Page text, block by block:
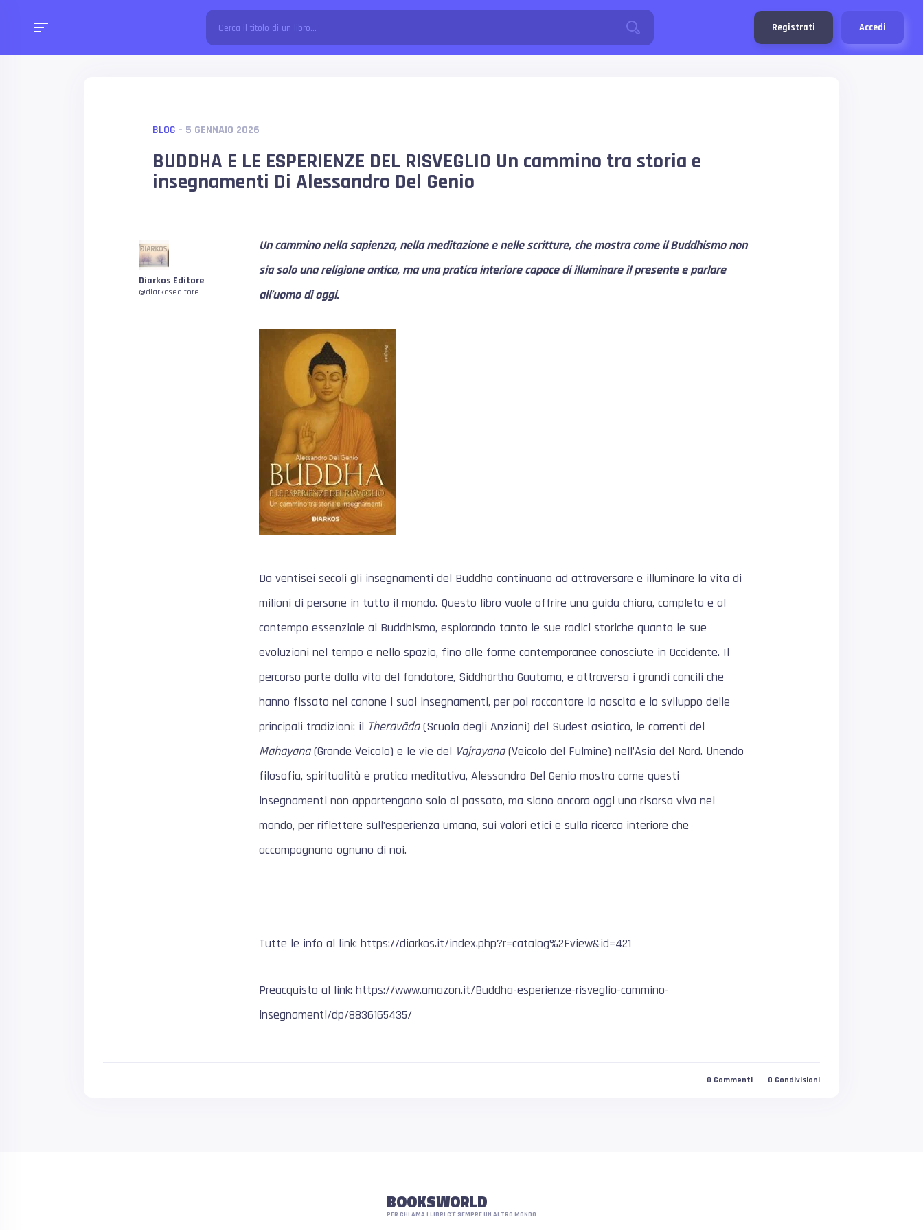
Registrati Accedi
BLOG - 5 GENNAIO 2026
BUDDHA E LE ESPERIENZE DEL RISVEGLIO Un cammino tra storia e
insegnamenti Di Alessandro Del Genio
Diarkos Editore
@diarkoseditore
Un cammino nella sapienza, nella meditazione e nelle scritture, che mostra come il Buddhismo non
sia solo una religione antica, ma una pratica interiore capace di illuminare il presente e parlare
all’uomo di oggi.
Da ventisei secoli gli insegnamenti del Buddha continuano ad attraversare e illuminare la vita di
milioni di persone in tutto il mondo. Questo libro vuole offrire una guida chiara, completa e al
contempo essenziale al Buddhismo, esplorando tanto le sue radici storiche quanto le sue
evoluzioni nel tempo e nello spazio, fino alle forme contemporanee conosciute in Occidente. Il
percorso parte dalla vita del fondatore, Siddhārtha Gautama, e attraversa i grandi concili che
hanno fissato nel canone i suoi insegnamenti, per poi raccontare la nascita e lo sviluppo delle
principali tradizioni: il Theravāda(Scuola degli Anziani) del Sudest asiatico, le correnti del
Mahāyāna(Grande Veicolo) e le vie del Vajrayāna(Veicolo del Fulmine) nell’Asia del Nord. Unendo
filosofia, spiritualità e pratica meditativa, Alessandro Del Genio mostra come questi
insegnamenti non appartengano solo al passato, ma siano ancora oggi una risorsa viva nel
mondo, per riflettere sull’esperienza umana, sui valori etici e sulla ricerca interiore che
accompagnano ognuno di noi.
Tutte le info al link: https://diarkos.it/index.php?r=catalog%2Fview&id=421
Preacquisto al link: https://www.amazon.it/Buddha-esperienze-risveglio-cammino-
insegnamenti/dp/8836165435/
0 Commenti 0 Condivisioni
BOOKSWORLD
PER CHI AMA I LIBRI C'È SEMPRE UN ALTRO MONDO